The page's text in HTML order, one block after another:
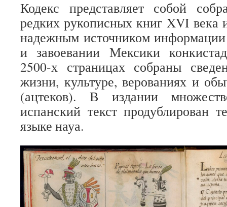
Кодекс представляет собой
редких рукописных книг XVI века
надежным источником
и завоевании Мексики
2500-х страницах собраны
жизни, культуре, верованиях и
(ацтеков). В издании
испанский текст продублирован
языке науа.